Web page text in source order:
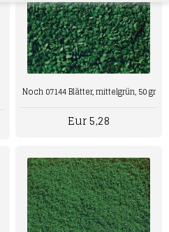
Noch 07144 Blätter, mittelgrün, 50 gr
Eur 5,28